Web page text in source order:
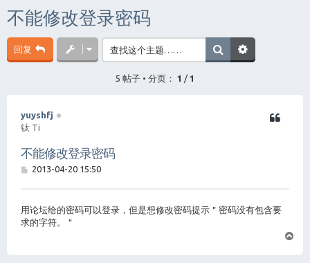
不能修改登录密码
回复
5 帖子 • 分页： 1 / 1
yuyshfj
钛 Ti
不能修改登录密码
帖
2013-04-20 15:50
用论坛给的密码可以登录，但是想修改密码提示＂密码没有包含要
求的字符。＂